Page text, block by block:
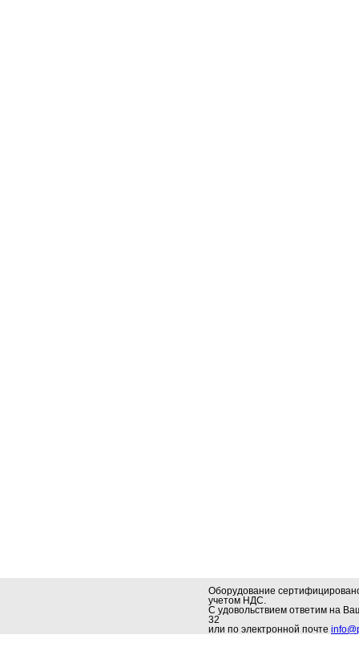
Оборудование
учетом НДС.
С удовольствием ответим на
32
или по электронной почте